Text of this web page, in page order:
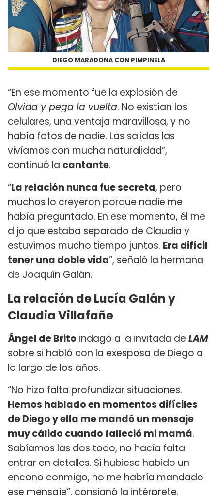
DIEGO MARADONA CON PIMPINELA
“En ese momento fue la explosión de
Olvida y pega la vuelta. No existían los
celulares, una ventaja maravillosa, y no
había fotos de nadie. Las salidas las
vivíamos con mucha naturalidad”,
continuó la cantante.
“La relación nunca fue secreta, pero
muchos lo creyeron porque nadie me
había preguntado. En ese momento, él me
dijo que estaba separado de Claudia y
estuvimos mucho tiempo juntos. Era difícil
tener una doble vida”, señaló la hermana
de Joaquín Galán.
La relación de Lucía Galán y
Claudia Villafañe
Ángel de Brito indagó a la invitada de LAM
sobre si habló con la exesposa de Diego a
lo largo de los años.
“No hizo falta profundizar situaciones.
Hemos hablado en momentos difíciles
de Diego y ella me mandó un mensaje
muy cálido cuando falleció mi mamá.
Sabíamos las dos todo, no hacía falta
entrar en detalles. Si hubiese habido un
encono conmigo, no me habría mandado
ese mensaje”, consignó la intérprete.